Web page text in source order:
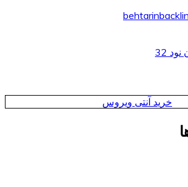
32
خرید آنتی ویروس